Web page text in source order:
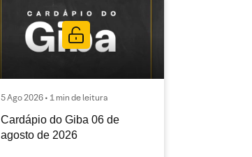
5 Ago 2026 • 1 min de leitura
Cardápio do Giba 06 de
agosto de 2026